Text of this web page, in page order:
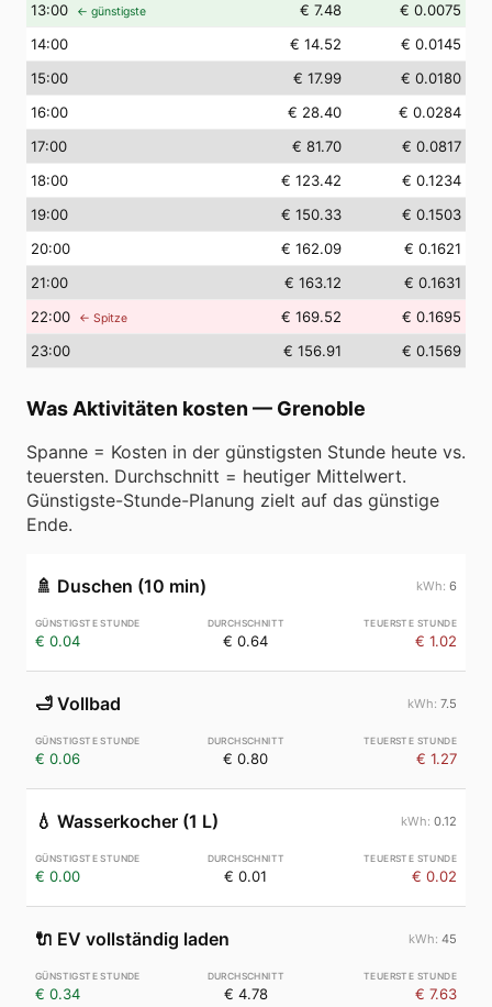
13:00 ← günstigste € 7.48
€ 0.0075
14:00 € 14.52
€ 0.0145
15:00 € 17.99
€ 0.0180
16:00 € 28.40
€ 0.0284
17:00 € 81.70
€ 0.0817
18:00 € 123.42
€ 0.1234
19:00 € 150.33
€ 0.1503
20:00 € 162.09
€ 0.1621
21:00 € 163.12
€ 0.1631
22:00 ← Spitze € 169.52
€ 0.1695
23:00 € 156.91 € 0.1569
Was Aktivitäten kosten — Grenoble
Spanne = Kosten in der günstigsten Stunde heute vs.
teuersten. Durchschnitt = heutiger Mittelwert.
Günstigste-Stunde-Planung zielt auf das günstige
Ende.
🚿 Duschen (10 min) 6
€ 0.04 € 0.64 € 1.02
🛁 Vollbad 7.5
€ 0.06 € 0.80 € 1.27
💧 Wasserkocher (1 L) 0.12
€ 0.00 € 0.01 € 0.02
🔌 EV vollständig laden 45
€ 0.34 € 4.78 € 7.63